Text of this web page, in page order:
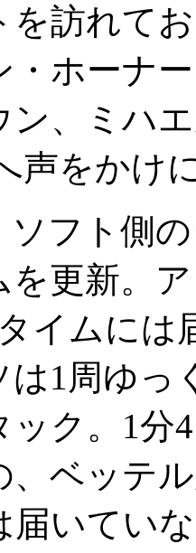
を訪れて
・ホーナ
ン、ミハ
声をかけ
ソフト側
を更新。
イムには
は1周ゆっ
ック。1分
、ベッテ
届いてい